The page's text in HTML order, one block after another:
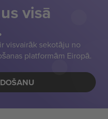
visā
visvairāk sekotāju no
platformām Eiropā.